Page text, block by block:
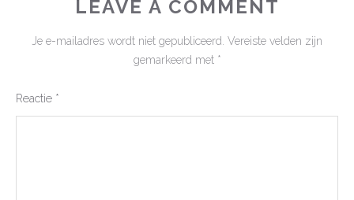
LEAVE A COMMENT
Je e-mailadres wordt niet gepubliceerd. Vereiste velden zijn
gemarkeerd met *
Reactie *